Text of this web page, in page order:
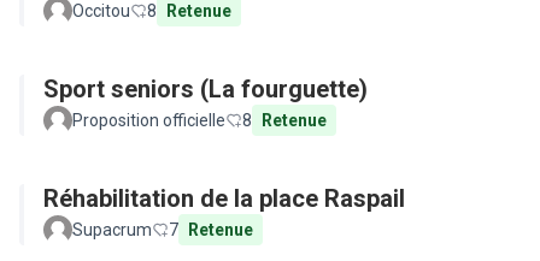
Occitou 8 Retenue
Sport seniors (La fourguette)
Proposition officielle 8 Retenue
Réhabilitation de la place Raspail
Supacrum 7 Retenue